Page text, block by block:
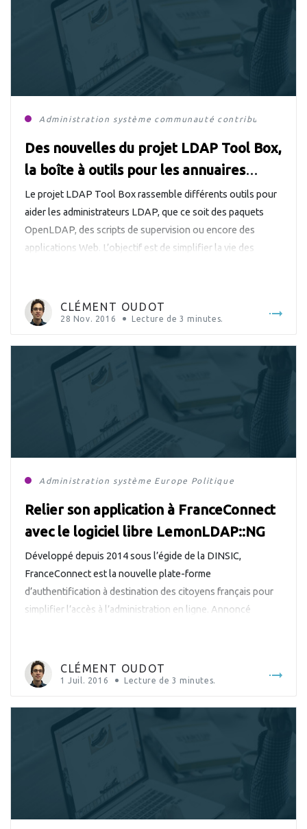
Administration système communauté contribution
Des nouvelles du projet LDAP Tool Box,
la boîte à outils pour les annuaires
LDAP
Le projet LDAP Tool Box rassemble différents outils pour
aider les administrateurs LDAP, que ce soit des paquets
OpenLDAP, des scripts de supervision ou encore des
applications Web. L’objectif est de simplifier la vie des
Tous les outils proposés sont […]
CLÉMENT OUDOT
28 Nov. 2016 Lecture de 3 minutes.
Administration système Europe Politique
Relier son application à FranceConnect
avec le logiciel libre LemonLDAP::NG
Développé depuis 2014 sous l’égide de la DINSIC,
FranceConnect est la nouvelle plate-forme
d’authentification à destination des citoyens français pour
simplifier l’accès à l’administration en ligne. Annoncé
FranceConnect est déjà utilisé par de nombreuses
administrations. […]
CLÉMENT OUDOT
1 Juil. 2016 Lecture de 3 minutes.